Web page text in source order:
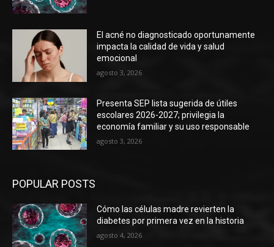
El acné no diagnosticado oportunamente
impacta la calidad de vida y salud
emocional
agosto 3, 2026
Presenta SEP lista sugerida de útiles
escolares 2026-2027; privilegia la
economía familiar y su uso responsable
agosto 3, 2026
POPULAR POSTS
Cómo las células madre revierten la
diabetes por primera vez en la historia
agosto 4, 2026